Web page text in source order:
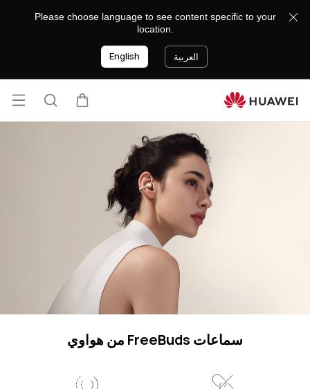
HUAWEI
Please choose language to see content specific to your
location.
العربية English
عربةالبحثفتح
سماعات FreeBuds من هواوي